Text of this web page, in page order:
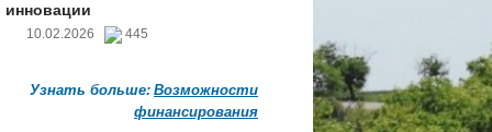
инновации
10.02.2026 445
Узнать больше: Возможности
финансирования